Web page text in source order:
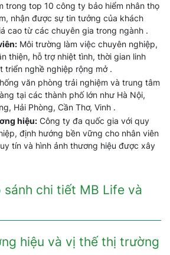
trong top 10 công ty bảo hiểm nhân thọ
nhận được sự tin tưởng của khách
cao từ các chuyên gia trong ngành .
Môi trường làm việc chuyên nghiệp,
thiện, hỗ trợ nhiệt tình, thời gian linh
triển nghề nghiệp rộng mở .
văn phòng trải nghiệm và trung tâm
tại các thành phố lớn như Hà Nội,
Hải Phòng, Cần Thơ, Vinh .
hiệu: Công ty đa quốc gia với quy
định hướng bền vững cho nhân viên
tín và hình ảnh thương hiệu được xây
sánh chi tiết MB Life và
hiệu và vị thế thị trường